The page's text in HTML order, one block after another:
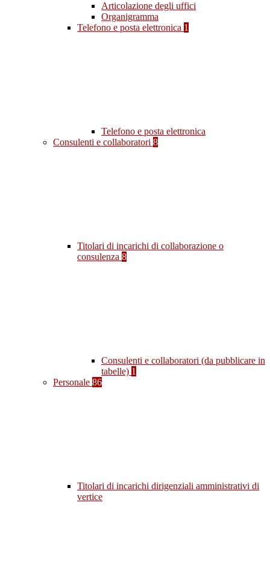
Articolazione degli uffici
Organigramma
Telefono e posta elettronica 1
Telefono e posta elettronica
Consulenti e collaboratori 8
Titolari di incarichi di collaborazione o
consulenza 8
Consulenti e collaboratori (da pubblicare in
tabelle) 1
Personale 86
Titolari di incarichi dirigenziali amministrativi di
vertice